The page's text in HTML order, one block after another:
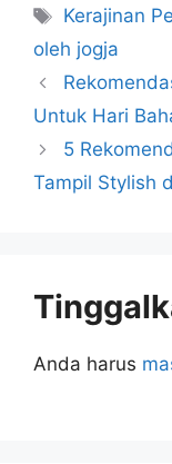
Kerajinan
oleh jogja
Untuk Hari
5
Tampil Stylish
Anda harus